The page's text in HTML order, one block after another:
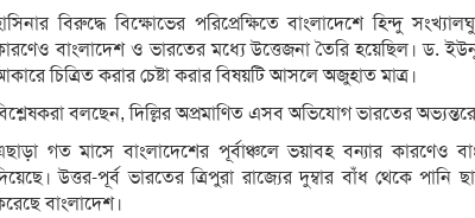
বিরুদ্ধে বিক্ষোভের পরিপ্রেক্ষিতে বাংলাদেশে হিন্দু
বাংলাদেশ ও ভারতের মধ্যে উত্তেজনা তৈরি হয়েছিল। ড.
চিত্রিত করার চেষ্টা করার বিষয়টি আসলে অজুহাত মাত্র।
বলছেন, দিল্লির অপ্রমাণিত এসব অভিযোগ ভারতের
গত মাসে বাংলাদেশের পূর্বাঞ্চলে ভয়াবহ বন্যার কারণেও
উত্তর-পূর্ব ভারতের ত্রিপুরা রাজ্যের দুম্বার বাঁধ থেকে
বাংলাদেশ।